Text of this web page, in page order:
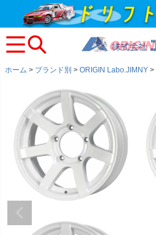
ホーム ブランド別 ORIGIN Labo.JIMNY